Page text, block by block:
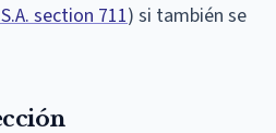
section 711) si también se